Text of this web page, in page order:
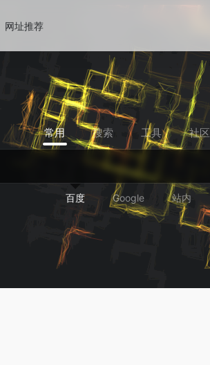
网址推荐
常用 搜索 工具 社区
百度 Google 站内